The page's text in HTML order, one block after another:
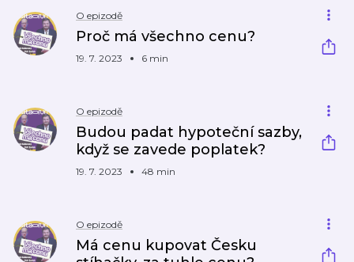
O epizodě
Proč má všechno cenu?
19. 7. 2023 6 min
O epizodě
Budou padat hypoteční sazby,
když se zavede poplatek?
19. 7. 2023 48 min
O epizodě
Má cenu kupovat Česku